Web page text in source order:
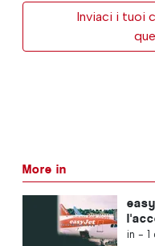
Inviaci i tuoi
More in
in - 1